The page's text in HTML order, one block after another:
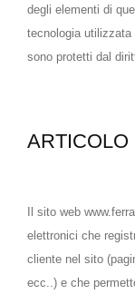
degli elementi di
tecnologia utilizzata
sono protetti dal
ARTICOLO
Il sito web
elettronici che
cliente nel sito
ecc..) e che